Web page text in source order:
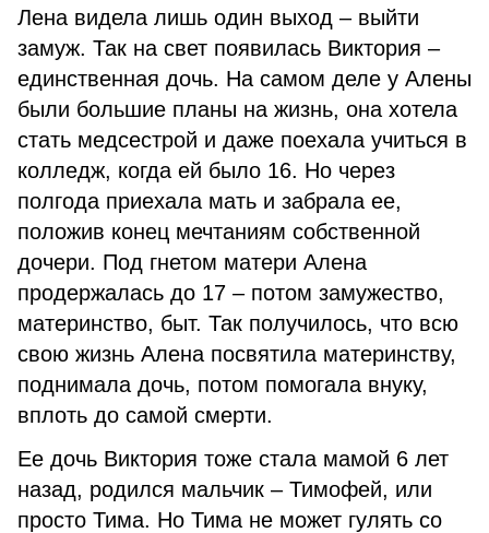
Лена видела лишь один выход – выйти
замуж. Так на свет появилась Виктория –
единственная дочь. На самом деле у Алены
были большие планы на жизнь, она хотела
стать медсестрой и даже поехала учиться в
колледж, когда ей было 16. Но через
полгода приехала мать и забрала ее,
положив конец мечтаниям собственной
дочери. Под гнетом матери Алена
продержалась до 17 – потом замужество,
материнство, быт. Так получилось, что всю
свою жизнь Алена посвятила материнству,
поднимала дочь, потом помогала внуку,
вплоть до самой смерти.
Ее дочь Виктория тоже стала мамой 6 лет
назад, родился мальчик – Тимофей, или
просто Тима. Но Тима не может гулять со